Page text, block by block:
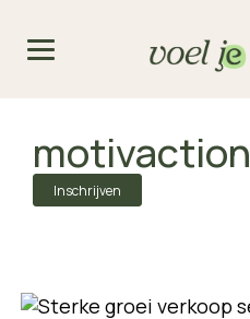
motivaction
Inschrijven